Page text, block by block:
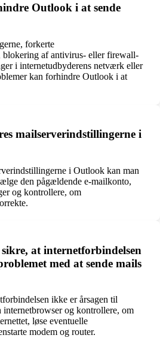
Outlook i at sende
forkerte
blokering af antivirus- eller firewall-
i internetudbyderens netværk eller
kan forhindre Outlook i at
mailserverindstillingerne i
i Outlook kan man
den pågældende e-mailkonto,
og kontrollere, om
at internetforbindelsen
med at sende mails
ikke er årsagen til
internetbrowser og kontrollere, om
løse eventuelle
modem og router.